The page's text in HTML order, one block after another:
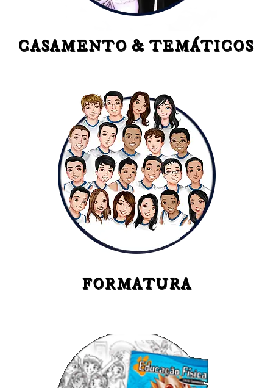
CASAMENTO & TEMÁTICOS
FORMATURA